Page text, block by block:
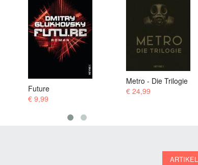
Metro - Die Trilogie
€ 24,99
Metro - Die Trilogie
€ 35,00